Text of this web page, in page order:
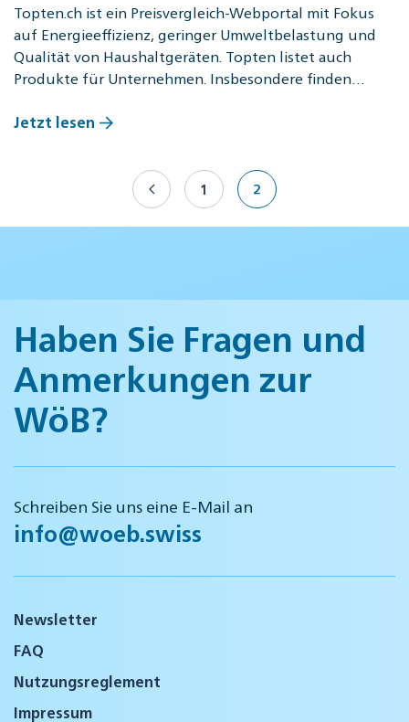
Topten.ch ist ein Preisvergleich-Webportal mit Fokus
auf Energieeffizienz, geringer Umweltbelastung und
Qualität von Haushaltgeräten. Topten listet auch
Produkte für Unternehmen. Insbesondere finden…
Jetzt lesen
1 2
Haben Sie Fragen und
Anmerkungen zur
WöB?
Schreiben Sie uns eine E-Mail an
info@woeb.swiss
Newsletter
FAQ
Nutzungsreglement
Impressum